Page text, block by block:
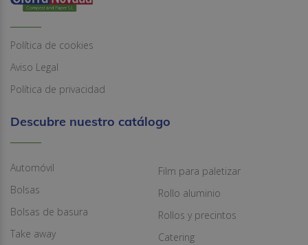
Política de cookies
Aviso Legal
Política de privacidad
Descubre nuestro catálogo
Automóvil
Bolsas
Bolsas de basura
Take away
Film para paletizar
Rollo aluminio
Rollos y precintos
Catering